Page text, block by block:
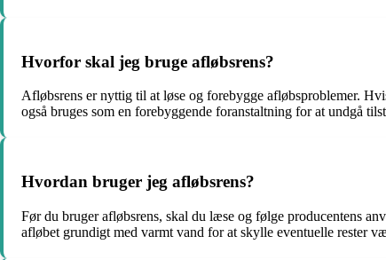
Hvorfor skal jeg bruge afløbsrens?
Afløbsrens er nyttig til at løse og forebygge afløbsproblemer.
også bruges som en forebyggende foranstaltning for at undgå
Hvordan bruger jeg afløbsrens?
Før du bruger afløbsrens, skal du læse og følge producentens
afløbet grundigt med varmt vand for at skylle eventuelle rester